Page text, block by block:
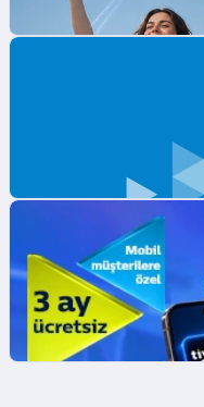
Mobil Ödeme ile
İndirim Fırsatı!
Mobil Ödeme ile
indirim kazan.